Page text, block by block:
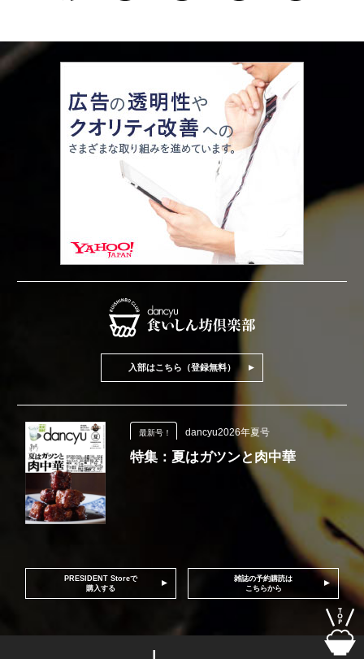
入部はこちら（登録無料）
最新号！ dancyu2026年夏号
特集：夏はガツンと肉中華
PRESIDENT Storeで
購入する
雑誌の予約購読は
こちらから